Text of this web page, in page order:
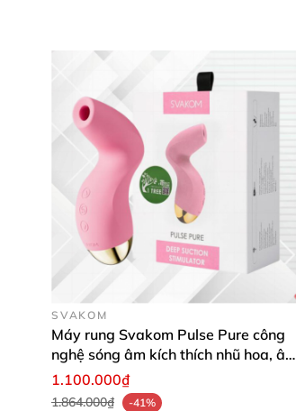
SVAKOM
Máy rung Svakom Pulse Pure công
nghệ sóng âm kích thích nhũ hoa, âm
vật
1.100.000₫
1.864.000₫
-41%